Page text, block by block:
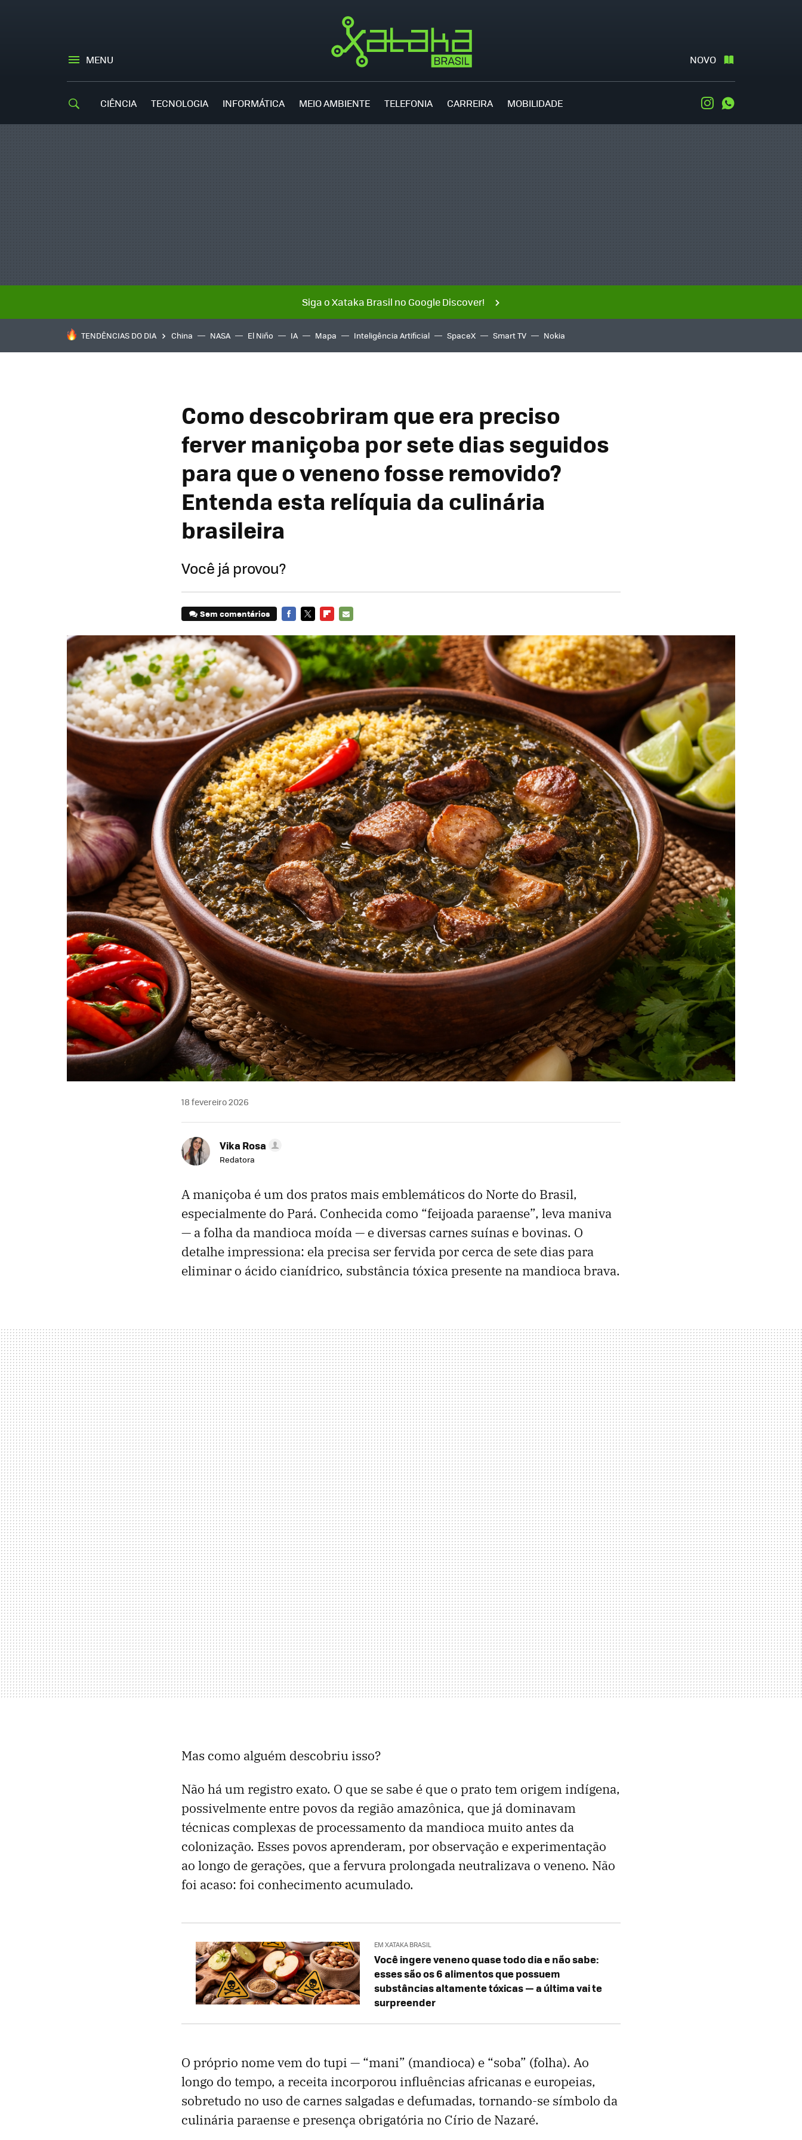
MENU NOVO
CIÊNCIA TECNOLOGIA INFORMÁTICA MEIO AMBIENTE TELEFONIA CARREIRA MOBILIDADE Instagram
Siga o Xataka Brasil no Google Discover!
TENDÊNCIAS DO DIA China NASA El Niño IA Mapa Inteligência Artificial SpaceX Smart TV Nokia
Como descobriram que era preciso
ferver maniçoba por sete dias seguidos
para que o veneno fosse removido?
Entenda esta relíquia da culinária
brasileira
Você já provou?
Sem comentários
MAIL
18 fevereiro 2026
Vika Rosa
Redatora
A maniçoba é um dos pratos mais emblemáticos do Norte do Brasil,
especialmente do Pará. Conhecida como “feijoada paraense”, leva maniva
— a folha da mandioca moída — e diversas carnes suínas e bovinas. O
detalhe impressiona: ela precisa ser fervida por cerca de sete dias para
eliminar o ácido cianídrico, substância tóxica presente na mandioca brava.
Mas como alguém descobriu isso?
Não há um registro exato. O que se sabe é que o prato tem origem indígena,
possivelmente entre povos da região amazônica, que já dominavam
técnicas complexas de processamento da mandioca muito antes da
colonização. Esses povos aprenderam, por observação e experimentação
ao longo de gerações, que a fervura prolongada neutralizava o veneno. Não
foi acaso: foi conhecimento acumulado.
EM XATAKA BRASIL
Você ingere veneno quase todo dia e não sabe:
esses são os 6 alimentos que possuem
substâncias altamente tóxicas — a última vai te
surpreender
O próprio nome vem do tupi — “mani” (mandioca) e “soba” (folha). Ao
longo do tempo, a receita incorporou influências africanas e europeias,
sobretudo no uso de carnes salgadas e defumadas, tornando-se símbolo da
culinária paraense e presença obrigatória no Círio de Nazaré.